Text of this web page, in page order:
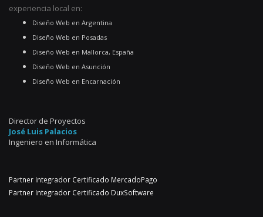
experiencia local en:
Diseño Web en Argentina
Diseño Web en Posadas
Diseño Web en Mallorca, España
Diseño Web en Asunción
Diseño Web en Encarnación
Director de Proyectos
José Luis Palacios
Ingeniero en Informática
Partner Integrador Certificado MercadoPago
Partner Integrador Certificado DuxSoftware